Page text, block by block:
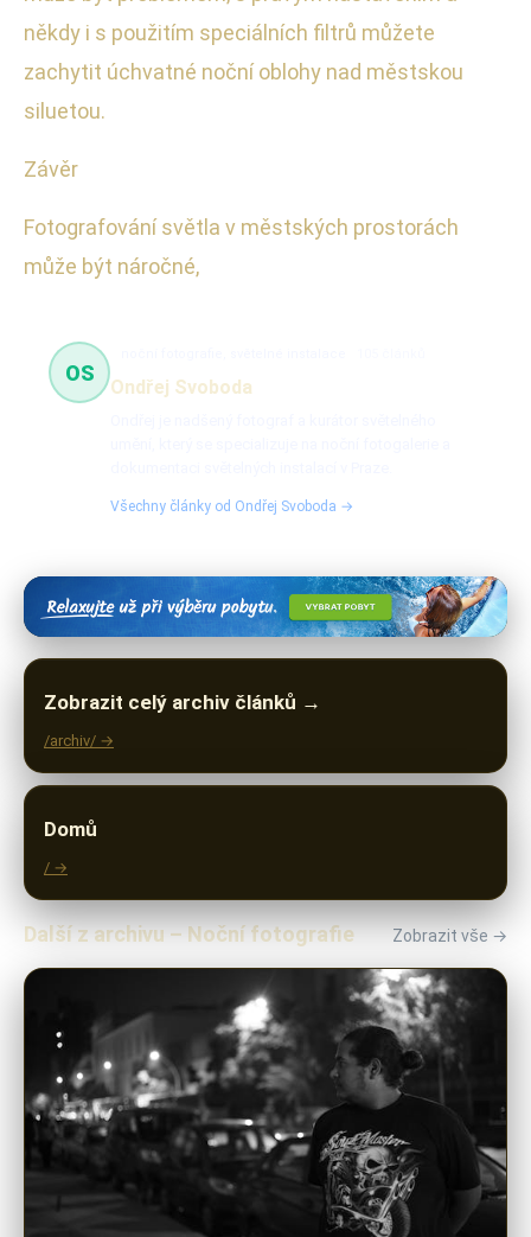
někdy i s použitím speciálních filtrů můžete
zachytit úchvatné noční oblohy nad městskou
siluetou.
Závěr
Fotografování světla v městských prostorách
může být náročné,
OS
Ondřej Svoboda
Všechny články od Ondřej Svoboda →
Zobrazit celý archiv článků →
/archiv/ →
Domů
/ →
Další z archivu – Noční fotografie Zobrazit vše →